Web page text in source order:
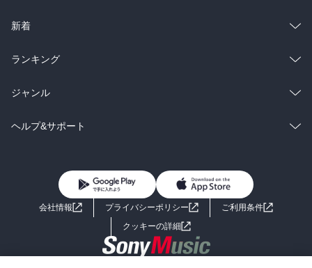
ラノベ
雑誌・グラビア
BL・TL
総合
ラノベ
雑誌・グラビア
BL・TL
新着
総合
ラノベ
雑誌・グラビア
ランキング
総合
ラノベ
ジャンル
コミック
ライトノベル 男子向けラノベ
小説
海外小説
ヘルプ&サポート
よくあるご質問 お問い合わせ
会社情報 プライバシーポリシー
ご利用条件
クッキーの詳細